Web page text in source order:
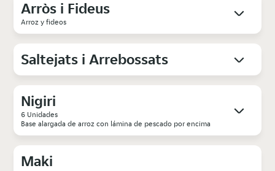
Arròs i Fideus
Arroz y fideos
Saltejats i Arrebossats
Nigiri
6 Unidades
Base alargada de arroz con lámina de pescado por encima
Maki